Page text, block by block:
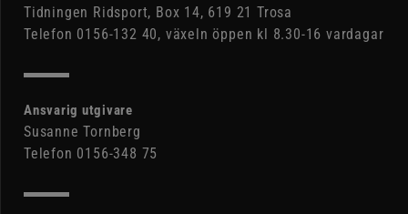
Tidningen Ridsport, Box 14, 619 21 Trosa
Telefon 0156-132 40, växeln öppen kl 8.30-16 vardagar
Ansvarig utgivare
Susanne Tornberg
Telefon 0156-348 75